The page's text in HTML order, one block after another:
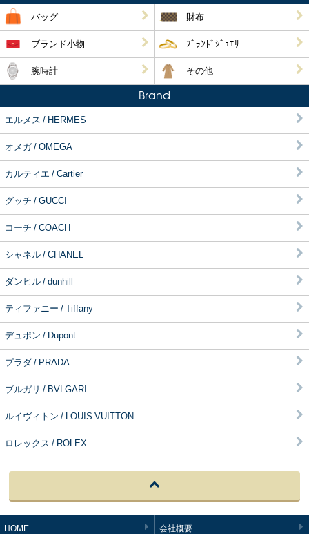
バッグ 財布
ブランド小物 ﾌﾞﾗﾝﾄﾞｼﾞｭｴﾘｰ
腕時計 その他
Brand
エルメス / HERMES
オメガ / OMEGA
カルティエ / Cartier
グッチ / GUCCI
コーチ / COACH
シャネル / CHANEL
ダンヒル / dunhill
ティファニー / Tiffany
デュポン / Dupont
プラダ / PRADA
ブルガリ / BVLGARI
ルイヴィトン / LOUIS VUITTON
ロレックス / ROLEX
HOME 会社概要